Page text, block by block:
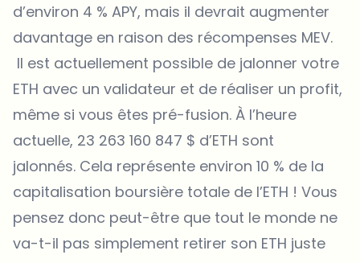
d’environ 4 % APY, mais il devrait augmenter
davantage en raison des récompenses MEV.
Il est actuellement possible de jalonner votre
ETH avec un validateur et de réaliser un profit,
même si vous êtes pré-fusion. À l’heure
actuelle, 23 263 160 847 $ d’ETH sont
jalonnés. Cela représente environ 10 % de la
capitalisation boursière totale de l’ETH ! Vous
pensez donc peut-être que tout le monde ne
va-t-il pas simplement retirer son ETH juste